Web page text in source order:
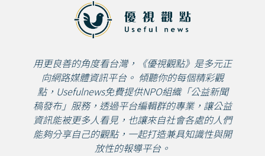
用更良善的角度看台灣，《優視觀點》是多元正
向網路媒體資訊平台。 傾聽你的每個精彩觀
點，Usefulnews免費提供NPO組織「公益新聞
稿發布」服務，透過平台編輯群的專業，讓公益
資訊能被更多人看見，也讓來自社會各處的人們
能夠分享自己的觀點，一起打造兼具知識性與開
放性的報導平台。